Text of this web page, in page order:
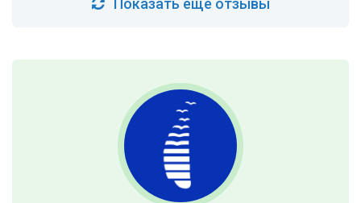
Показать ещё отзывы